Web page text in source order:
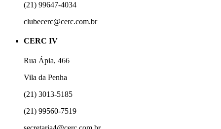
(21) 99647-4034
clubecerc@cerc.com.br
CERC IV
Rua Ápia, 466
Vila da Penha
(21) 3013-5185
(21) 99560-7519